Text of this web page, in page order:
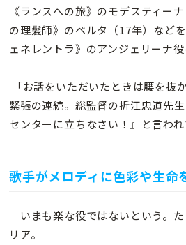
《ランスへの旅》のモデスティー
の理髪師》のベルタ（17年）など
ェネレントラ》のアンジェリーナ役
「お話をいただいたときは腰を抜
緊張の連続。総監督の折江忠道先
センターに立ちなさい！』と言われ
歌手がメロディに色彩や生命
いまも楽な役ではないという。
リア。